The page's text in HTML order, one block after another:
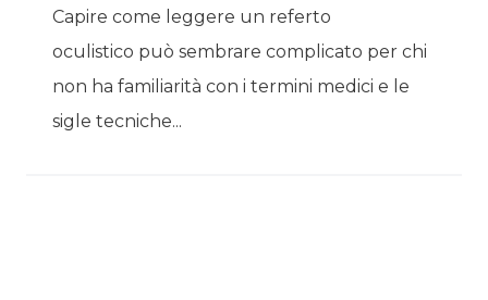
Capire come leggere un referto
oculistico può sembrare complicato per chi
non ha familiarità con i termini medici e le
sigle tecniche...